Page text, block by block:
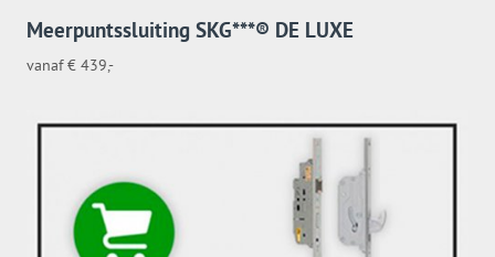
Meerpuntssluiting SKG***® DE LUXE
vanaf € 439,-